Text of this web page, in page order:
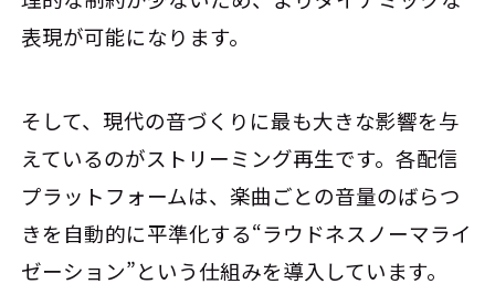
表現が可能になります。
そして、現代の音づくりに最も大きな影響を与
えているのがストリーミング再生です。各配信
プラットフォームは、楽曲ごとの音量のばらつ
きを自動的に平準化する“ラウドネスノーマライ
ゼーション”という仕組みを導入しています。